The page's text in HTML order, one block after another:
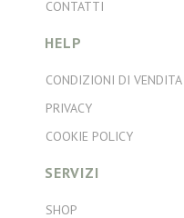
CONTATTI
HELP
CONDIZIONI DI VENDITA
PRIVACY
COOKIE POLICY
SERVIZI
SHOP